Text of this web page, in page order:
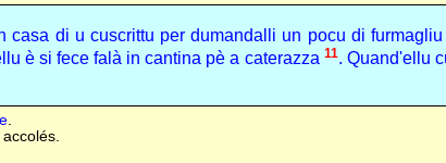
casa di u cuscrittu per dumandalli un pocu di
è si fece falà in cantina pè a caterazza 11. Quand'ellu
.